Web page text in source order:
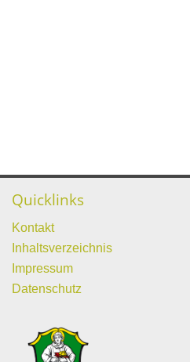
Quicklinks
Kontakt
Inhaltsverzeichnis
Impressum
Datenschutz